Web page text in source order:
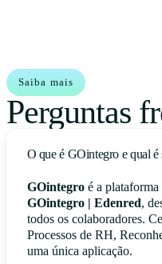
Saiba mais
Perguntas
O que é GOintegro e qual
GOintegroé a plataforma
GOintegro | Edenred,
todos os colaboradores.
Processos de RH,
uma única aplicação.